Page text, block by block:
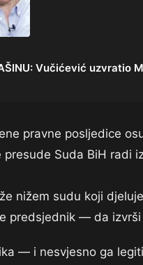
Vučićević
pravne posljedice
Suda BiH radi
nižem sudu koji
predsjednik — da
— i nesvjesno ga